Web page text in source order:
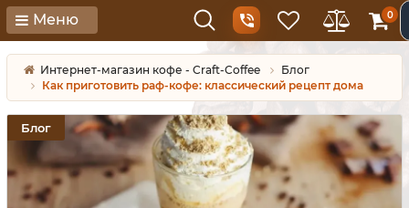
Меню 0
Интернет-магазин кофе - Craft-Coffee
Блог
Как приготовить раф-кофе: классический рецепт дома
Блог